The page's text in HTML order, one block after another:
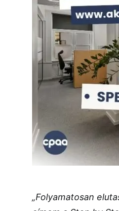
„Folyamatosan